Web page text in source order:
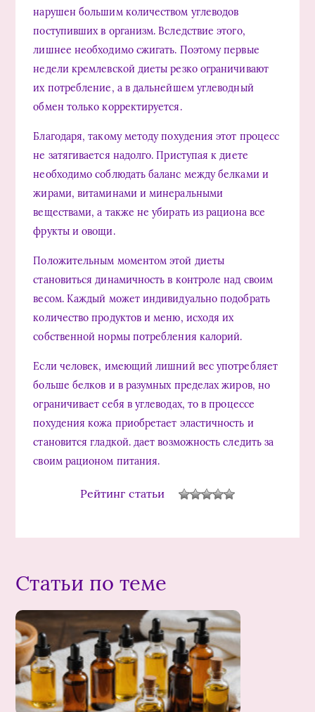
нарушен большим количеством углеводов
поступивших в организм. Вследствие этого,
лишнее необходимо сжигать. Поэтому первые
недели кремлевской диеты резко ограничивают
их потребление, а в дальнейшем углеводный
обмен только корректируется.
Благодаря, такому методу похудения этот процесс
не затягивается надолго. Приступая к диете
необходимо соблюдать баланс между белками и
жирами, витаминами и минеральными
веществами, а также не убирать из рациона все
фрукты и овощи.
Положительным моментом этой диеты
становиться динамичность в контроле над своим
весом. Каждый может индивидуально подобрать
количество продуктов и меню, исходя их
собственной нормы потребления калорий.
Если человек, имеющий лишний вес употребляет
больше белков и в разумных пределах жиров, но
ограничивает себя в углеводах, то в процессе
похудения кожа приобретает эластичность и
становится гладкой. дает возможность следить за
своим рационом питания.
Рейтинг статьи
Статьи по теме